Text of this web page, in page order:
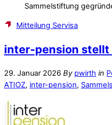
Sammelstiftung
Mitteilung Servisa
inter-pension stellt
29. Januar 2026 By pwirth in
ATIOZ, inter-pension,